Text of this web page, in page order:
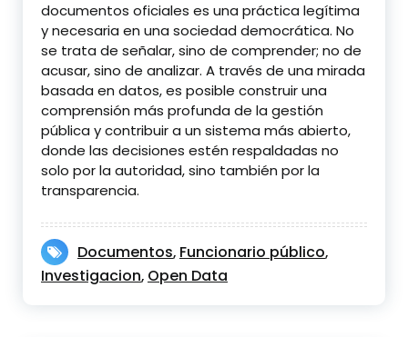
documentos oficiales es una práctica legítima
y necesaria en una sociedad democrática. No
se trata de señalar, sino de comprender; no de
acusar, sino de analizar. A través de una mirada
basada en datos, es posible construir una
comprensión más profunda de la gestión
pública y contribuir a un sistema más abierto,
donde las decisiones estén respaldadas no
solo por la autoridad, sino también por la
transparencia.
Documentos, Funcionario público,
Investigacion, Open Data